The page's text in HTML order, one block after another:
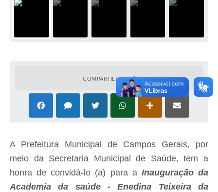
COMPARTILHAR
A Prefeitura Municipal de Campos Gerais, por
meio da Secretaria Municipal de Saúde, tem a
honra de convidá-lo (a) para a Inauguração da
Academia da saúde - Enedina Teixeira da